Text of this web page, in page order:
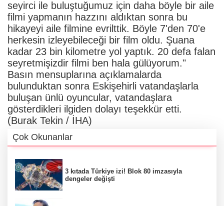
seyirci ile buluştuğumuz için daha böyle bir aile
filmi yapmanın hazzını aldıktan sonra bu
hikayeyi aile filmine evrilttik. Böyle 7'den 70'e
herkesin izleyebileceği bir film oldu. Şuana
kadar 23 bin kilometre yol yaptık. 20 defa falan
seyretmişizdir filmi ben hala gülüyorum."
Basın mensuplarına açıklamalarda
bulunduktan sonra Eskişehirli vatandaşlarla
buluşan ünlü oyuncular, vatandaşlara
gösterdikleri ilgiden dolayı teşekkür etti.
(Burak Tekin / İHA)
Çok Okunanlar
3 kıtada Türkiye izi! Blok 80 imzasıyla
dengeler değişti